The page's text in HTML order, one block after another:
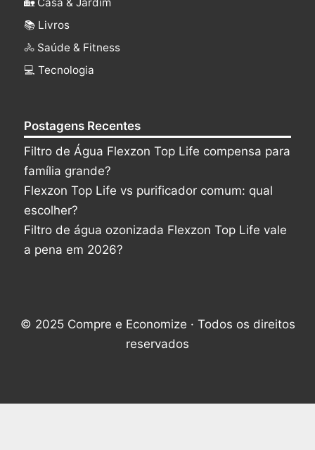
📚 Livros
🚴 Saúde & Fitness
‍💻 Tecnologia
Postagens Recentes
Filtro de Água Flexzon Top Life compensa para
família grande?
Flexzon Top Life vs purificador comum: qual
escolher?
Filtro de água ozonizada Flexzon Top Life vale
a pena em 2026?
© 2025 Compre e Economize · Todos os direitos
reservados